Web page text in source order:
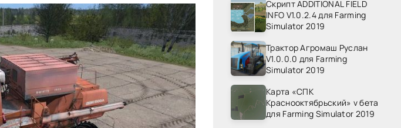
Скрипт ADDITIONAL FIELD
INFO V1.0.2.4 для Farming
Simulator 2019
Трактор Агромаш Руслан
V1.0.0.0 для Farming
Simulator 2019
Карта «СПК
Краснооктябрьский» v бета
для Farming Simulator 2019